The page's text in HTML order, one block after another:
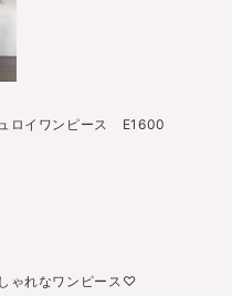
ロイワンピース E1600
ゃれなワンピース♡